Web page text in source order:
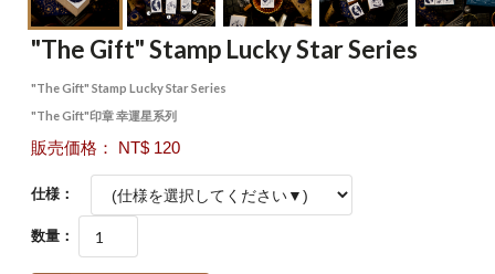
"The Gift" Stamp Lucky Star Series
"The Gift" Stamp Lucky Star Series
"The Gift"印章 幸運星系列
販売価格： NT$ 120
仕様：
数量：